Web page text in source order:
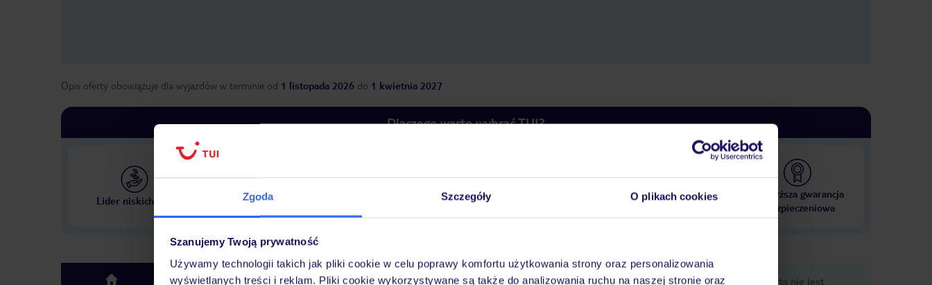
Zgoda Szczegóły O plikach cookies
Szanujemy Twoją prywatność
Używamy technologii takich jak pliki cookie w celu poprawy komfortu użytkowania strony oraz personalizowania
wyświetlanych treści i reklam. Pliki cookie wykorzystywane są także do analizowania ruchu na naszej stronie oraz
Opis oferty obowiązuje dla wyjazdów w terminie od 1 listopada 2026 do 1 kwietnia 2027
Dlaczego warto wybrać TUI?
Lider niskich cen
Największe biuro podróży
Tylko u nas opieka na
10 000 hoteli w ponad 50
Najwyższa gwarancja
ubezpieczeniowa
Hotel Pokoje Wyżywienie Atrakcje Ważne informacje
Ups, ta oferta nie jest